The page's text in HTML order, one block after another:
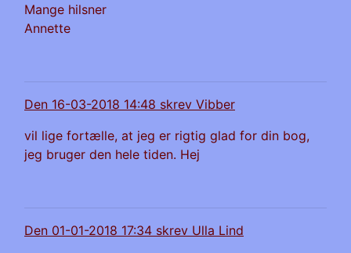
Mange hilsner
Annette
Den 16-03-2018 14:48 skrev Vibber
vil lige fortælle, at jeg er rigtig glad for din bog,
jeg bruger den hele tiden. Hej
Den 01-01-2018 17:34 skrev Ulla Lind